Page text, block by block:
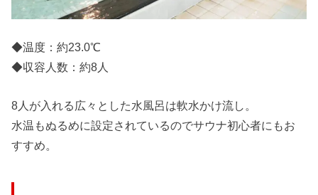
◆温度：約23.0℃
◆収容人数：約8人
8人が入れる広々とした水風呂は軟水かけ流し。
水温もぬるめに設定されているのでサウナ初心者にもお
すすめ。